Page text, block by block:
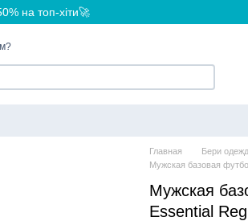
на топ-хіти🚀
Главная Бери
Мужская базовая
Мужская
Essential